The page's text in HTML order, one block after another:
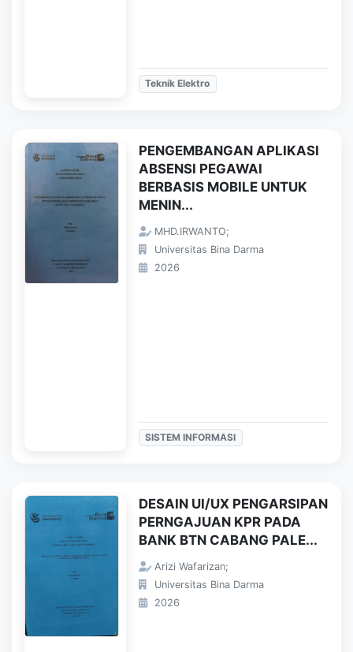
Teknik Elektro
PENGEMBANGAN APLIKASI
ABSENSI PEGAWAI
BERBASIS MOBILE UNTUK
MENIN...
MHD.IRWANTO;
Universitas Bina Darma
2026
SISTEM INFORMASI
DESAIN UI/UX PENGARSIPAN
PERNGAJUAN KPR PADA
BANK BTN CABANG PALE...
Arizi Wafarizan;
Universitas Bina Darma
2026